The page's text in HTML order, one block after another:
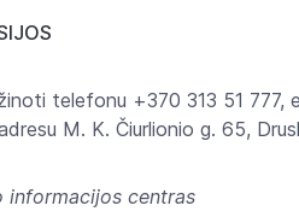
telefonu +370 313 51 777,
M. K. Čiurlionio g. 65,
informacijos centras